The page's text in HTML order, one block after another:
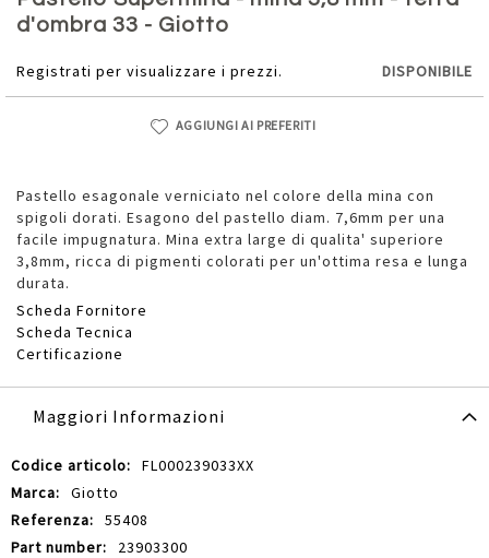
d'ombra 33 - Giotto
Registrati per visualizzare i prezzi. DISPONIBILE
AGGIUNGI AI PREFERITI
Pastello esagonale verniciato nel colore della mina con
spigoli dorati. Esagono del pastello diam. 7,6mm per una
facile impugnatura. Mina extra large di qualita' superiore
3,8mm, ricca di pigmenti colorati per un'ottima resa e lunga
durata.
Scheda Fornitore
Scheda Tecnica
Certificazione
della
galleria
immagini
Maggiori Informazioni
Maggiori
Informazioni
FL000239033XX
Giotto
55408
23903300